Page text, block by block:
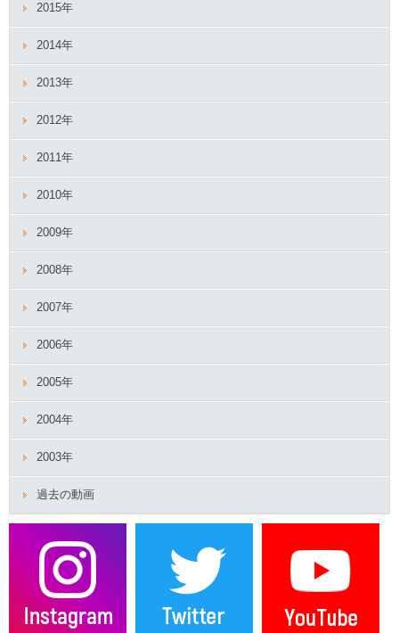
2015年
2014年
2013年
2012年
2011年
2010年
2009年
2008年
2007年
2006年
2005年
2004年
2003年
過去の動画